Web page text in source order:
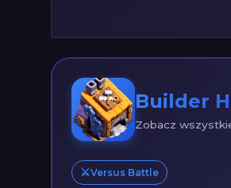
Builder
Zobacz
⚔️Versus Battle